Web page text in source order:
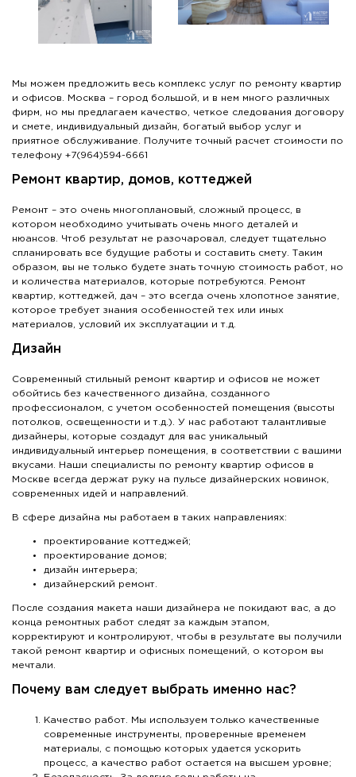
Мы можем предложить весь комплекс услуг по ремонту квартир
и офисов. Москва – город большой, и в нем много различных
фирм, но мы предлагаем качество, четкое следования договору
и смете, индивидуальный дизайн, богатый выбор услуг и
приятное обслуживание. Получите точный расчет стоимости по
телефону +7(964)594-6661
Ремонт квартир, домов, коттеджей
Ремонт – это очень многоплановый, сложный процесс, в
котором необходимо учитывать очень много деталей и
нюансов. Чтоб результат не разочаровал, следует тщательно
спланировать все будущие работы и составить смету. Таким
образом, вы не только будете знать точную стоимость работ, но
и количества материалов, которые потребуются. Ремонт
квартир, коттеджей, дач – это всегда очень хлопотное занятие,
которое требует знания особенностей тех или иных
материалов, условий их эксплуатации и т.д.
Дизайн
Современный стильный ремонт квартир и офисов не может
обойтись без качественного дизайна, созданного
профессионалом, с учетом особенностей помещения (высоты
потолков, освещенности и т.д.). У нас работают талантливые
дизайнеры, которые создадут для вас уникальный
индивидуальный интерьер помещения, в соответствии с вашими
вкусами. Наши специалисты по ремонту квартир офисов в
Москве всегда держат руку на пульсе дизайнерских новинок,
современных идей и направлений.
В сфере дизайна мы работаем в таких направлениях:
проектирование коттеджей;
проектирование домов;
дизайн интерьера;
дизайнерский ремонт.
После создания макета наши дизайнера не покидают вас, а до
конца ремонтных работ следят за каждым этапом,
корректируют и контролируют, чтобы в результате вы получили
такой ремонт квартир и офисных помещений, о котором вы
мечтали.
Почему вам следует выбрать именно нас?
Качество работ. Мы используем только качественные
современные инструменты, проверенные временем
материалы, с помощью которых удается ускорить
процесс, а качество работ остается на высшем уровне;